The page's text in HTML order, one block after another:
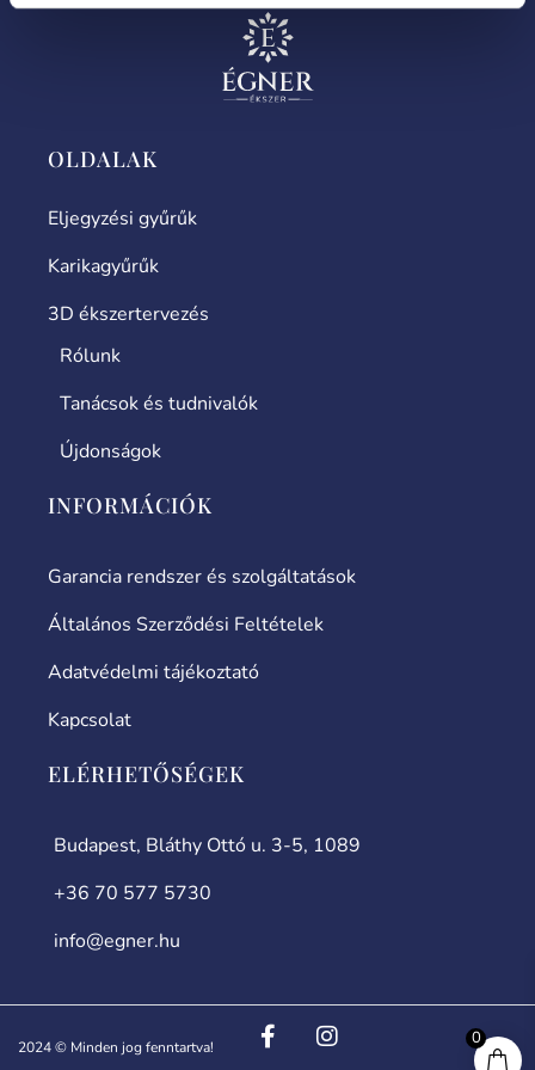
0
OLDALAK
Eljegyzési gyűrűk
Karikagyűrűk
3D ékszertervezés
Rólunk
Tanácsok és tudnivalók
Újdonságok
INFORMÁCIÓK
Garancia rendszer és szolgáltatások
Általános Szerződési Feltételek
Adatvédelmi tájékoztató
Kapcsolat
ELÉRHETŐSÉGEK
Budapest, Bláthy Ottó u. 3-5, 1089
+36 70 577 5730
info@egner.hu
2024 © Minden jog fenntartva!